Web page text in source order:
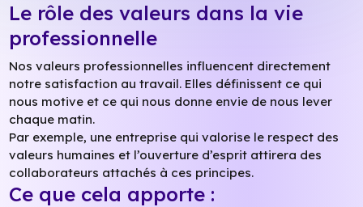
Le rôle des valeurs dans la vie
professionnelle
Nos valeurs professionnelles influencent directement
notre satisfaction au travail. Elles définissent ce qui
nous motive et ce qui nous donne envie de nous lever
chaque matin.
Par exemple, une entreprise qui valorise le respect des
valeurs humaines et l’ouverture d’esprit attirera des
collaborateurs attachés à ces principes.
Ce que cela apporte :